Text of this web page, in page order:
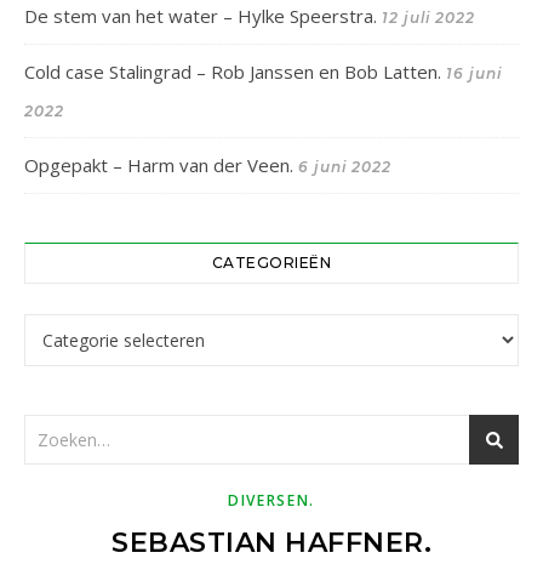
De stem van het water – Hylke Speerstra. 12 juli 2022
Cold case Stalingrad – Rob Janssen en Bob Latten. 16 juni
2022
Opgepakt – Harm van der Veen. 6 juni 2022
CATEGORIEËN
Categorieën
DIVERSEN.
SEBASTIAN HAFFNER.